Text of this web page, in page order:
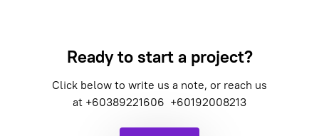
Ready to start a project?
Click below to write us a note, or reach us
at +60389221606 +60192008213